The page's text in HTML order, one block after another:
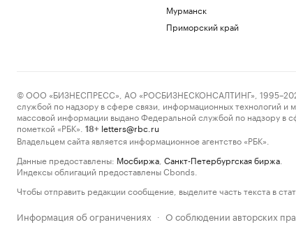
Мурманск
Приморский край
© ООО «БИЗНЕСПРЕСС», АО «РОСБИЗНЕСКОНСАЛТИНГ», 1995–2026.
службой по надзору в сфере связи, информационных технологий
массовой информации выдано Федеральной службой по надзору
пометкой «РБК».
18+ letters@rbc.ru
Владельцем сайта является информационное агентство «РБК».
Данные предоставлены: Мосбиржа Санкт-Петербургская биржа
Индексы облигаций предоставлены Cbonds.
Чтобы отправить редакции сообщение, выделите часть текста в
Информация об ограничениях · О соблюдении авторских